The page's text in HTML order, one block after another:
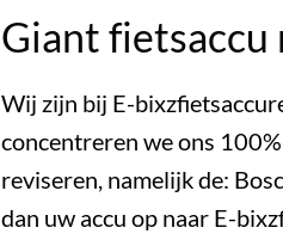
Giant fietsaccu
Wij zijn bij E-
concentreren we ons
reviseren, namelijk de:
dan uw accu op naar E-